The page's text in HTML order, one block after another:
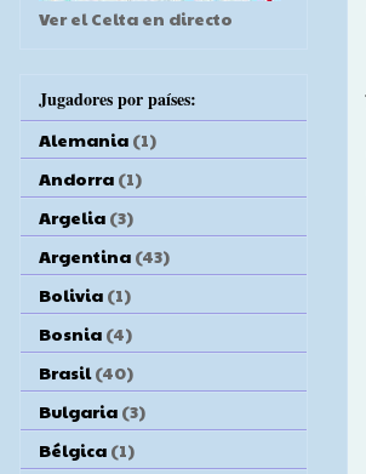
Ver el Celta en directo
Jugadores por países:
Alemania (1)
Andorra (1)
Argelia (3)
Argentina (43)
Bolivia (1)
Bosnia (4)
Brasil (40)
Bulgaria (3)
Bélgica (1)